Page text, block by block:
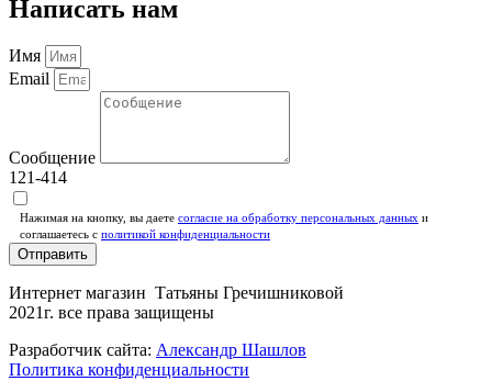
Написать нам
Имя
Email
Сообщение
121-414
Нажимая на кнопку, вы даете согласие на обработку персональных данных и
соглашаетесь c политикой конфиденциальности
Отправить
Интернет магазин Татьяны Гречишниковой
2021г. все права защищены
Разработчик сайта: Александр Шашлов
Политика конфиденциальности